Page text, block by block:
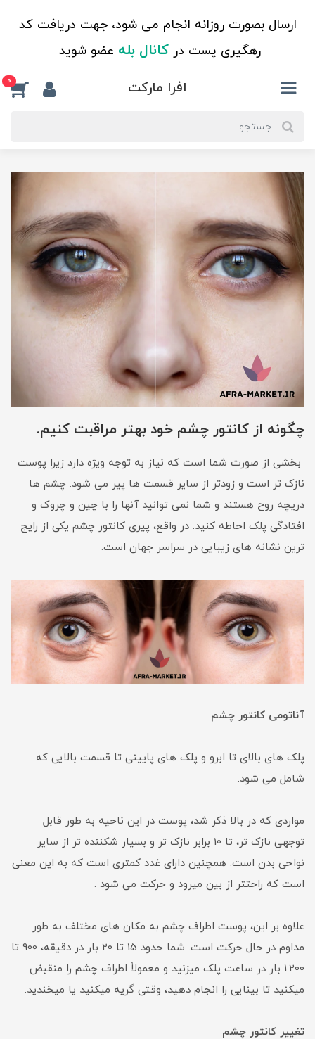
ارسال بصورت روزانه انجام می شود، جهت دریافت کد
رهگیری پست درکانال بله عضو شوید
افرا مارکت 0
چگونه از کانتور چشم خود بهتر مراقبت کنیم.
بخشی از صورت شما است که نیاز به توجه ویژه دارد زیرا پوست
نازک تر است و زودتر از سایر قسمت ها پیر می شود. چشم ها
دریچه روح هستند و شما نمی توانید آنها را با چین و چروک و
افتادگی پلک احاطه کنید. در واقع، پیری کانتور چشم یکی از رایج
ترین نشانه های زیبایی در سراسر جهان است.
آناتومی کانتور چشم
پلک های بالای تا ابرو و پلک های پایینی تا قسمت بالایی که
شامل می شود.
مواردی که در بالا ذکر شد، پوست در این ناحیه به طور قابل
توجهی نازک تر، تا 10 برابر نازک تر و بسیار شکننده تر از سایر
نواحی بدن است. همچنین دارای غدد کمتری است که به این معنی
است که راحتتر از بین میرود و حرکت می شود .
علاوه بر این، پوست اطراف چشم به مکان های مختلف به طور
مداوم در حال حرکت است. شما حدود 15 تا 20 بار در دقیقه، 900 تا
1.200 بار در ساعت پلک میزنید و معمولاً اطراف چشم را منقبض
میکنید تا بینایی را انجام دهید، وقتی گریه میکنید یا میخندید.
تغییر کانتور چشم